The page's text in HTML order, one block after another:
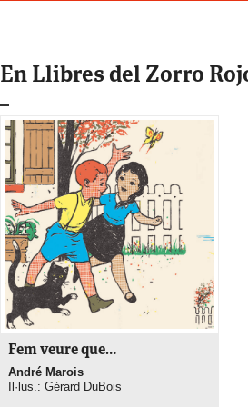
En Llibres del Zorro
Fem veure que…
André Marois
Il·lus.: Gérard DuBois